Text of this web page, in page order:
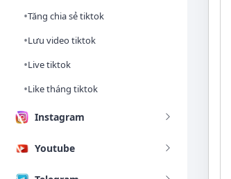
•Tăng chia sẻ tiktok
•Lưu video tiktok
•Live tiktok
•Like tháng tiktok
Instagram
Youtube